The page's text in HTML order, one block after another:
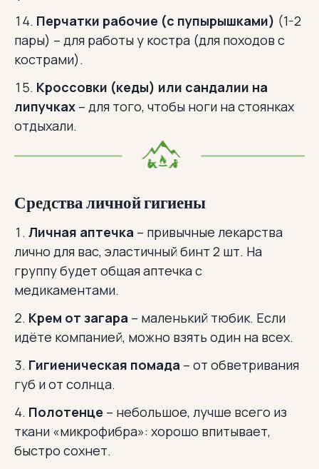
Перчатки рабочие (с пупырышками) (1-2
пары) – для работы у костра (для походов с
кострами).
Кроссовки (кеды) или сандалии на
липучках – для того, чтобы ноги на стоянках
отдыхали.
Средства личной гигиены
Личная аптечка – привычные лекарства
лично для вас, эластичный бинт 2 шт. На
группу будет общая аптечка с
медикаментами.
Крем от загара – маленький тюбик. Если
идёте компанией, можно взять один на всех.
Гигиеническая помада – от обветривания
губ и от солнца.
Полотенце – небольшое, лучше всего из
ткани «микрофибра»: хорошо впитывает,
быстро сохнет.